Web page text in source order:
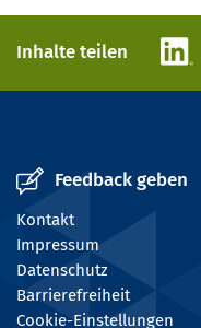
Inhalte teilen
Feedback geben
Kontakt
Impressum
Datenschutz
Barrierefreiheit
Cookie-Einstellungen